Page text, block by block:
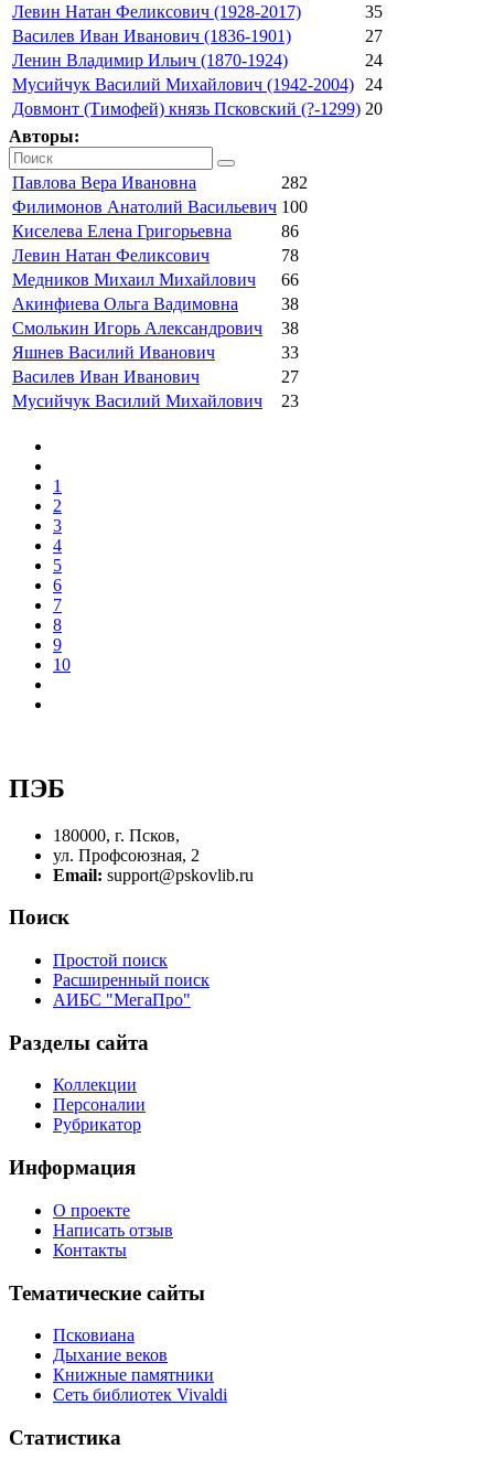
Левин Натан Феликсович (1928-2017)
35
Василев Иван Иванович (1836-1901)
27
Ленин Владимир Ильич (1870-1924)
24
Мусийчук Василий Михайлович (1942-2004)
24
Довмонт (Тимофей) князь Псковский (?-1299) 20
Авторы:
Павлова Вера Ивановна
282
Филимонов Анатолий Васильевич 100
Киселева Елена Григорьевна
86
Левин Натан Феликсович
78
Медников Михаил Михайлович
66
Акинфиева Ольга Вадимовна
38
Смолькин Игорь Александрович
38
Яшнев Василий Иванович
33
Василев Иван Иванович
27
Мусийчук Василий Михайлович
23
1
2
3
4
5
6
7
8
9
10
ПЭБ
180000, г. Псков,
ул. Профсоюзная, 2
Email: support@pskovlib.ru
Поиск
Простой поиск
Расширенный поиск
АИБС "МегаПро"
Разделы сайта
Коллекции
Персоналии
Рубрикатор
Информация
О проекте
Написать отзыв
Контакты
Тематические сайты
Псковиана
Дыхание веков
Книжные памятники
Сеть библиотек Vivaldi
Статистика